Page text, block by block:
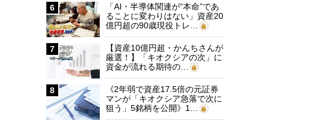
6
「AI・半導体関連が“本命”であ
ることに変わりはない」資産20
億円超の90歳現役トレ…
7
【資産10億円超・かんちさんが
厳選！】「キオクシアの次」に
資金が流れる期待の…
8
《2年弱で資産17.5倍の元証券
マンが「キオクシア急落で次に
狙う」5銘柄を公開》1…